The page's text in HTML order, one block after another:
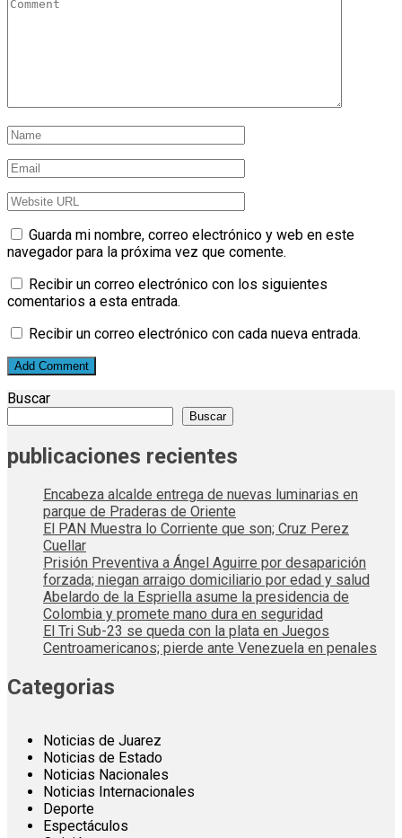
Guarda mi nombre, correo electrónico y web en este
navegador para la próxima vez que comente.
Recibir un correo electrónico con los siguientes
comentarios a esta entrada.
Recibir un correo electrónico con cada nueva entrada.
Buscar
Buscar
publicaciones recientes
Encabeza alcalde entrega de nuevas luminarias en
parque de Praderas de Oriente
El PAN Muestra lo Corriente que son; Cruz Perez
Cuellar
Prisión Preventiva a Ángel Aguirre por desaparición
forzada; niegan arraigo domiciliario por edad y salud
Abelardo de la Espriella asume la presidencia de
Colombia y promete mano dura en seguridad
El Tri Sub-23 se queda con la plata en Juegos
Centroamericanos; pierde ante Venezuela en penales
Categorias
Noticias de Juarez
Noticias de Estado
Noticias Nacionales
Noticias Internacionales
Deporte
Espectáculos